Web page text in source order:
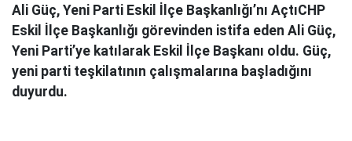
Ali Güç, Yeni Parti Eskil İlçe Başkanlığı’nı AçtıCHP
Eskil İlçe Başkanlığı görevinden istifa eden Ali Güç,
Yeni Parti’ye katılarak Eskil İlçe Başkanı oldu. Güç,
yeni parti teşkilatının çalışmalarına başladığını
duyurdu.